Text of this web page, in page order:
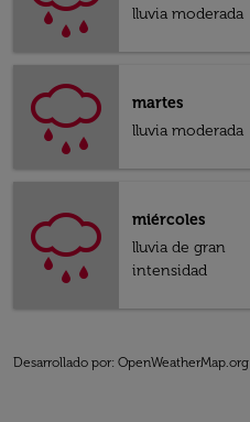
lluvia moderada
martes
lluvia moderada
miércoles
lluvia de gran
intensidad
Desarrollado por: OpenWeatherMap.org